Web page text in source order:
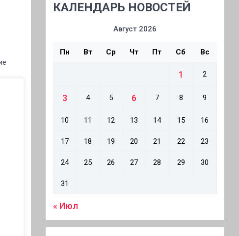
КАЛЕНДАРЬ НОВОСТЕЙ
Август 2026
Пн Вт Ср Чт Пт Сб Вс
1 2
3 4 5 6 7 8 9
10 11 12 13 14 15 16
17 18 19 20 21 22 23
24 25 26 27 28 29 30
31
« Июл